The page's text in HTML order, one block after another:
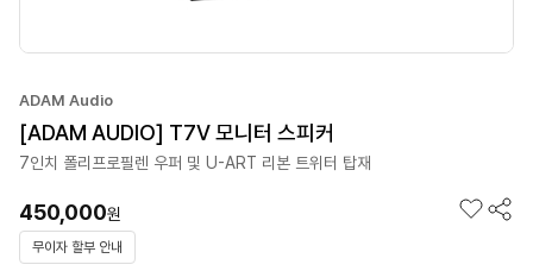
ADAM Audio
[ADAM AUDIO] T7V 모니터 스피커
7인치 폴리프로필렌 우퍼 및 U-ART 리본 트위터 탑재
450,000원
무이자 할부 안내